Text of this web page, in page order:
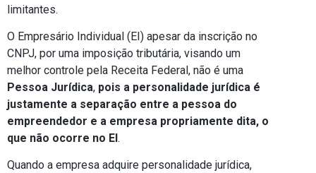
limitantes.
O Empresário Individual (EI) apesar da inscrição no
CNPJ, por uma imposição tributária, visando um
melhor controle pela Receita Federal, não é uma
Pessoa Jurídica, pois a personalidade jurídica é
justamente a separação entre a pessoa do
empreendedor e a empresa propriamente dita, o
que não ocorre no EI.
Quando a empresa adquire personalidade jurídica,